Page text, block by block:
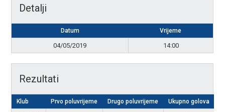
Detalji
Datum Vrijeme
04/05/2019 14:00
Rezultati
Klub Prvo poluvrijeme Drugo poluvrijeme Ukupno golova